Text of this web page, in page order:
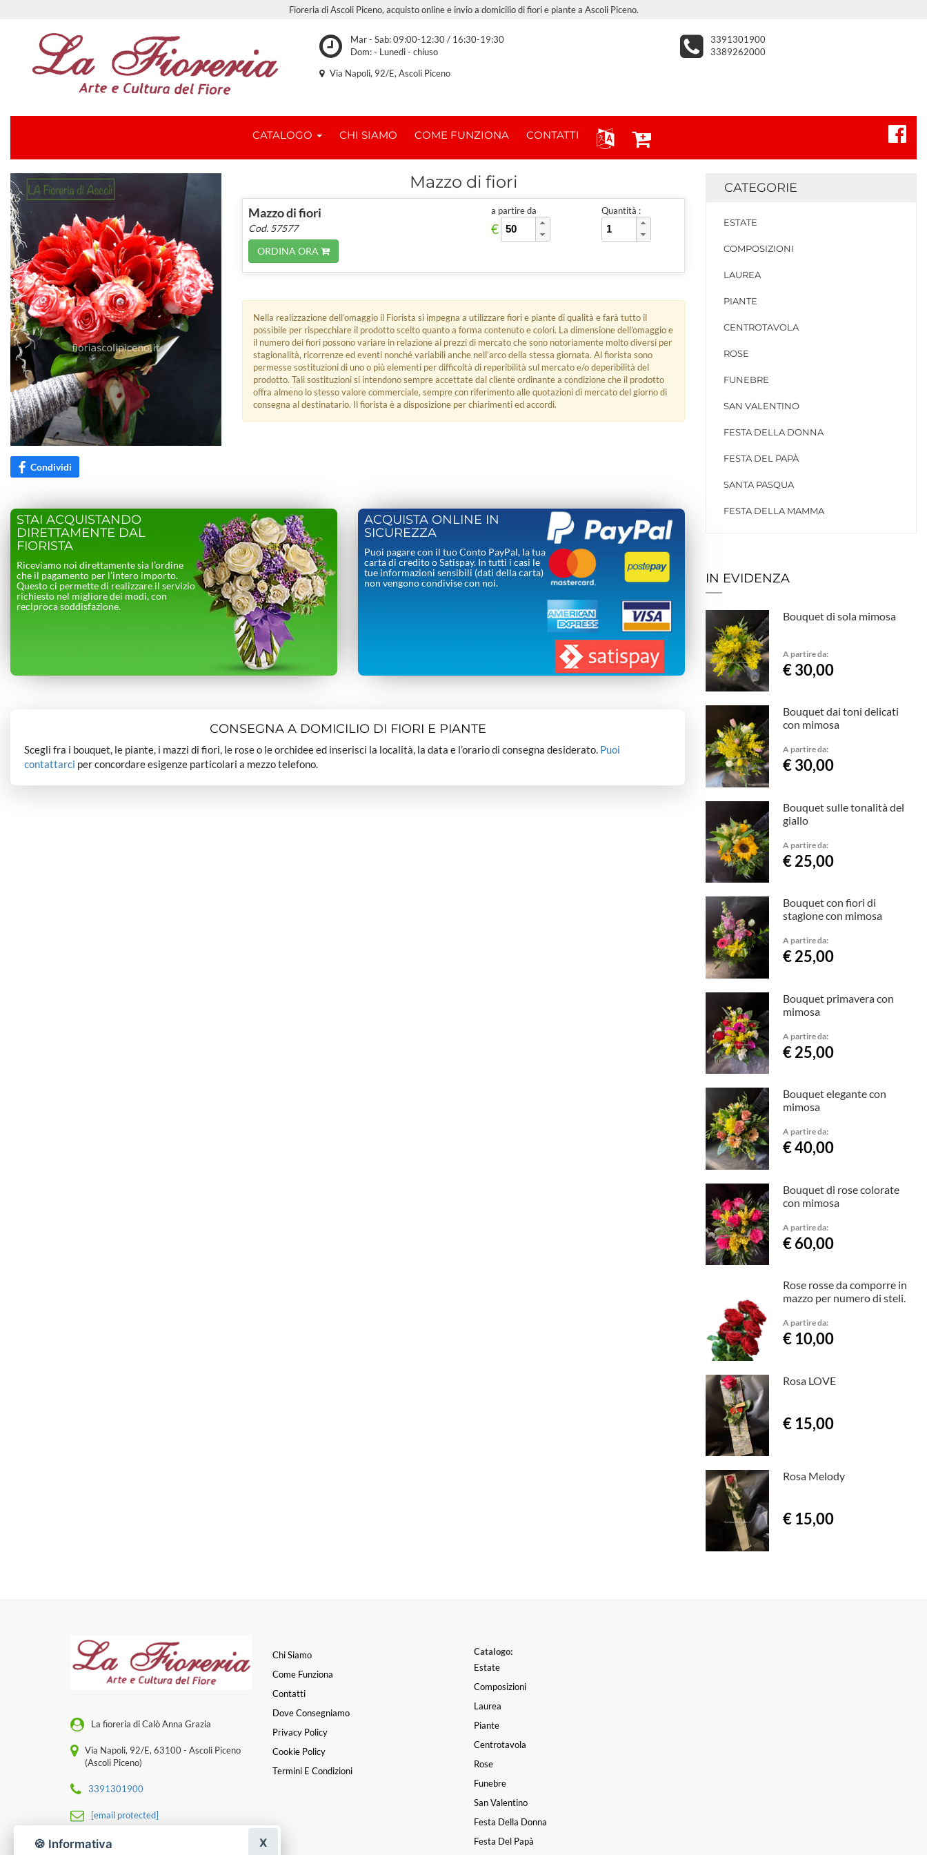
Fioreria di Ascoli Piceno, acquisto online e invio a domicilio di fiori e piante a Ascoli Piceno.
Mar - Sab: 09:00-12:30 / 16:30-19:30
Dom: - Lunedi - chiuso
3391301900
3389262000
Via Napoli, 92/E, Ascoli Piceno
CATALOGO CHI SIAMO COME FUNZIONA CONTATTI
Condividi
Mazzo di fiori
Mazzo di fiori
Cod. 57577
ORDINA ORA
a partire da
€
Quantità :
Nella realizzazione dell’omaggio il Fiorista si impegna a utilizzare fiori e piante di qualità e farà tutto il
possibile per rispecchiare il prodotto scelto quanto a forma contenuto e colori. La dimensione dell’omaggio e
il numero dei fiori possono variare in relazione ai prezzi di mercato che sono notoriamente molto diversi per
stagionalità, ricorrenze ed eventi nonché variabili anche nell’arco della stessa giornata. Al fiorista sono
permesse sostituzioni di uno o più elementi per difficoltà di reperibilità sul mercato e/o deperibilità del
prodotto. Tali sostituzioni si intendono sempre accettate dal cliente ordinante a condizione che il prodotto
offra almeno lo stesso valore commerciale, sempre con riferimento alle quotazioni di mercato del giorno di
consegna al destinatario. Il fiorista è a disposizione per chiarimenti ed accordi.
STAI ACQUISTANDO
DIRETTAMENTE DAL
FIORISTA
Riceviamo noi direttamente sia l’ordine
che il pagamento per l’intero importo.
Questo ci permette di realizzare il servizio
richiesto nel migliore dei modi, con
reciproca soddisfazione.
ACQUISTA ONLINE IN
SICUREZZA
Puoi pagare con il tuo Conto PayPal, la tua
carta di credito o Satispay. In tutti i casi le
tue informazioni sensibili (dati della carta)
non vengono condivise con noi.
CONSEGNA A DOMICILIO DI FIORI E PIANTE
Scegli fra i bouquet, le piante, i mazzi di fiori, le rose o le orchidee ed inserisci la località, la data e l’orario di consegna desiderato. Puoi
contattarci per concordare esigenze particolari a mezzo telefono.
CATEGORIE
ESTATE
COMPOSIZIONI
LAUREA
PIANTE
CENTROTAVOLA
ROSE
FUNEBRE
SAN VALENTINO
FESTA DELLA DONNA
FESTA DEL PAPÀ
SANTA PASQUA
FESTA DELLA MAMMA
IN EVIDENZA
Bouquet di sola mimosa
A partire da:
€ 30,00
Bouquet dai toni delicati
con mimosa
A partire da:
€ 30,00
Bouquet sulle tonalità del
giallo
A partire da:
€ 25,00
Bouquet con fiori di
stagione con mimosa
A partire da:
€ 25,00
Bouquet primavera con
mimosa
A partire da:
€ 25,00
Bouquet elegante con
mimosa
A partire da:
€ 40,00
Bouquet di rose colorate
con mimosa
A partire da:
€ 60,00
Rose rosse da comporre in
mazzo per numero di steli.
A partire da:
€ 10,00
Rosa LOVE
€ 15,00
Rosa Melody
€ 15,00
La fioreria di Calò Anna Grazia
Via Napoli, 92/E, 63100 - Ascoli Piceno
(Ascoli Piceno)
3391301900
[email protected]
P. IVA 01517340442
Chi Siamo
Come Funziona
Contatti
Dove Consegniamo
Privacy Policy
Cookie Policy
Termini E Condizioni
Catalogo:
Estate
Composizioni
Laurea
Piante
Centrotavola
Rose
Funebre
San Valentino
Festa Della Donna
Festa Del Papà
🍪 Informativa X